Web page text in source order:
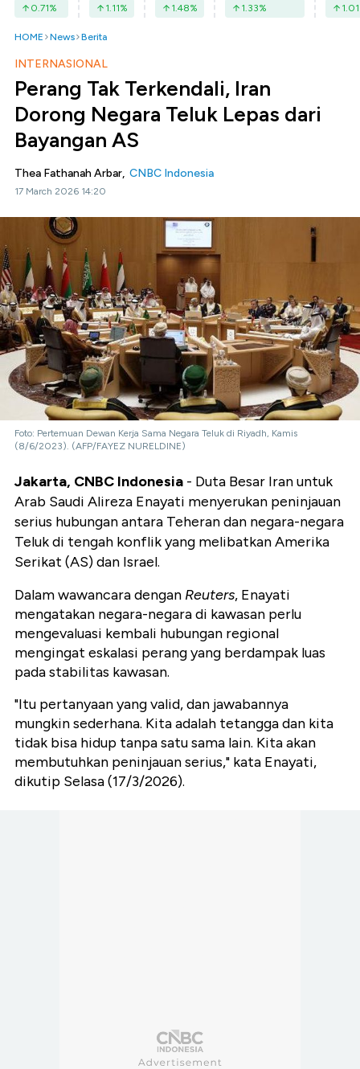
0.71% 1.11% 1.48% 1.33% 1.01
HOME News Berita
INTERNASIONAL
Perang Tak Terkendali, Iran
Dorong Negara Teluk Lepas dari
Bayangan AS
Thea Fathanah Arbar, CNBC Indonesia
17 March 2026 14:20
Foto: Pertemuan Dewan Kerja Sama Negara Teluk di Riyadh, Kamis
(8/6/2023). (AFP/FAYEZ NURELDINE)
Jakarta, CNBC Indonesia - Duta Besar Iran untuk
Arab Saudi Alireza Enayati menyerukan peninjauan
serius hubungan antara Teheran dan negara-negara
Teluk di tengah konflik yang melibatkan Amerika
Serikat (AS) dan Israel.
Dalam wawancara dengan Reuters, Enayati
mengatakan negara-negara di kawasan perlu
mengevaluasi kembali hubungan regional
mengingat eskalasi perang yang berdampak luas
pada stabilitas kawasan.
"Itu pertanyaan yang valid, dan jawabannya
mungkin sederhana. Kita adalah tetangga dan kita
tidak bisa hidup tanpa satu sama lain. Kita akan
membutuhkan peninjauan serius," kata Enayati,
dikutip Selasa (17/3/2026).